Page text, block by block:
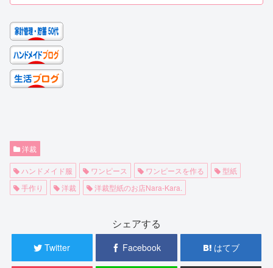
洋裁
ハンドメイド服 ワンピース ワンピースを作る
型紙
手作り
洋裁 洋裁型紙のお店Nara-Kara.
シェアする
Twitter Facebook はてブ